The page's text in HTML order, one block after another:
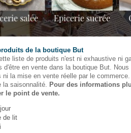
de la boutique But
liste de produits n'est ni exhaustive ni
d'être en vente dans la boutique But.
ni la mise en vente réelle par le
la saisonnalité.
Pour des informations
le point de vente.
de lit